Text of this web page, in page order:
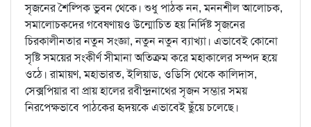
সৃজনের শৈল্পিক ভুবন থেকে। শুধু পাঠক নন, মননশীল আলোচক,
সমালোচকদের গবেষণায়ও উন্মোচিত হয় নির্দিষ্ট সৃজনের
চিরকালীনতার নতুন সংজ্ঞা, নতুন নতুন ব্যাখ্যা। এভাবেই কোনো
সৃষ্টি সময়ের সংকীর্ণ সীমানা অতিক্রম করে মহাকালের সম্পদ হয়ে
ওঠে। রামায়ণ, মহাভারত, ইলিয়াড, ওডিসি থেকে কালিদাস,
সেক্সপিয়ার বা প্রায় হালের রবীন্দ্রনাথের সৃজন সম্ভার সময়
নিরপেক্ষভাবে পাঠকের হৃদয়কে এভাবেই ছুঁয়ে চলেছে।